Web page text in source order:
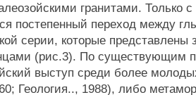
гранитами. Только
постепенный переход между
серии, которые представлены
(рис.3). По существующим
выступ среди более
Геология.., 1988), либо